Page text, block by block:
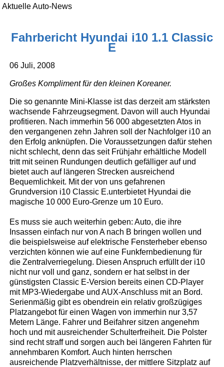
Aktuelle Auto-News
Fahrbericht Hyundai i10 1.1 Classic
E
06 Juli, 2008
Großes Kompliment für den kleinen Koreaner.
Die so genannte Mini-Klasse ist das derzeit am stärksten
wachsende Fahrzeugsegment. Davon will auch Hyundai
profitieren. Nach immerhin 56 000 abgesetzten Atos in
den vergangenen zehn Jahren soll der Nachfolger i10 an
den Erfolg anknüpfen. Die Voraussetzungen dafür stehen
nicht schlecht, denn das seit Frühjahr erhältliche Modell
tritt mit seinen Rundungen deutlich gefälliger auf und
bietet auch auf längeren Strecken ausreichend
Bequemlichkeit. Mit der von uns gefahrenen
Grundversion i10 Classic E.unterbietet Hyundai die
magische 10 000 Euro-Grenze um 10 Euro.
Es muss sie auch weiterhin geben: Auto, die ihre
Insassen einfach nur von A nach B bringen wollen und
die beispielsweise auf elektrische Fensterheber ebenso
verzichten können wie auf eine Funkfernbedienung für
die Zentralverriegelung. Diesen Anspruch erfüllt der i10
nicht nur voll und ganz, sondern er hat selbst in der
günstigsten Classic E-Version bereits einen CD-Player
mit MP3-Wiedergabe und AUX-Anschluss mit an Bord.
Serienmäßig gibt es obendrein ein relativ großzügiges
Platzangebot für einen Wagen von immerhin nur 3,57
Metern Länge. Fahrer und Beifahrer sitzen angenehm
hoch und mit ausreichender Schulterfreiheit. Die Polster
sind recht straff und sorgen auch bei längeren Fahrten für
annehmbaren Komfort. Auch hinten herrschen
ausreichende Platzverhältnisse, der mittlere Sitzplatz auf